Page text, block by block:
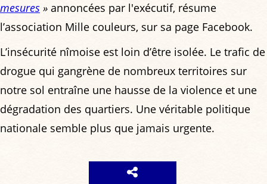
mesures » annoncées par l'exécutif, résume
l’association Mille couleurs, sur sa page Facebook.
L’insécurité nîmoise est loin d’être isolée. Le trafic de
drogue qui gangrène de nombreux territoires sur
notre sol entraîne une hausse de la violence et une
dégradation des quartiers. Une véritable politique
nationale semble plus que jamais urgente.